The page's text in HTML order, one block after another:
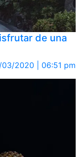
de una
2020 | 06:51 pm